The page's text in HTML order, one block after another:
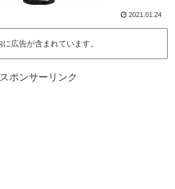
2021.01.24
に広告が含まれています。
スポンサーリンク